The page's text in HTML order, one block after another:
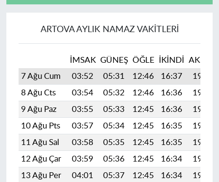
ARTOVA AYLIK NAMAZ VAKITLERI
İMSAK GÜNEŞ ÖĞLE İKINDI
AKŞAM
7 Ağu Cum
03:52 05:31 12:46 16:37
19:50
8 Ağu Cts
03:54 05:32 12:46 16:36
19:49
9 Ağu Paz
03:55 05:33 12:45 16:36
19:48
10 Ağu Pts
03:57 05:34 12:45 16:35
19:46
11 Ağu Sal
03:58 05:35 12:45 16:35
19:45
12 Ağu Çar
03:59 05:36 12:45 16:34
19:44
13 Ağu Per
04:01 05:37 12:45 16:34
19:43